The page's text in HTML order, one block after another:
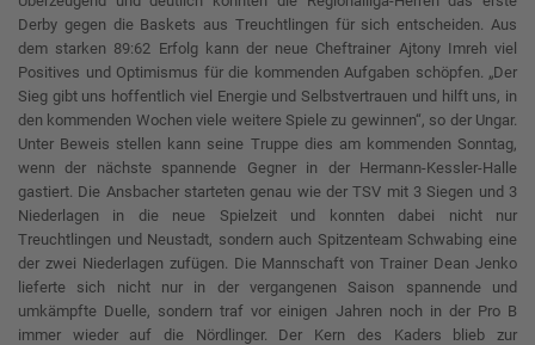
Derby gegen die Baskets aus Treuchtlingen für sich entscheiden. Aus
dem starken 89:62 Erfolg kann der neue Cheftrainer Ajtony Imreh viel
Positives und Optimismus für die kommenden Aufgaben schöpfen. „Der
Sieg gibt uns hoffentlich viel Energie und Selbstvertrauen und hilft uns, in
den kommenden Wochen viele weitere Spiele zu gewinnen“, so der Ungar.
Unter Beweis stellen kann seine Truppe dies am kommenden Sonntag,
wenn der nächste spannende Gegner in der Hermann-Kessler-Halle
gastiert. Die Ansbacher starteten genau wie der TSV mit 3 Siegen und 3
Niederlagen in die neue Spielzeit und konnten dabei nicht nur
Treuchtlingen und Neustadt, sondern auch Spitzenteam Schwabing eine
der zwei Niederlagen zufügen. Die Mannschaft von Trainer Dean Jenko
lieferte sich nicht nur in der vergangenen Saison spannende und
umkämpfte Duelle, sondern traf vor einigen Jahren noch in der Pro B
immer wieder auf die Nördlinger. Der Kern des Kaders blieb zur